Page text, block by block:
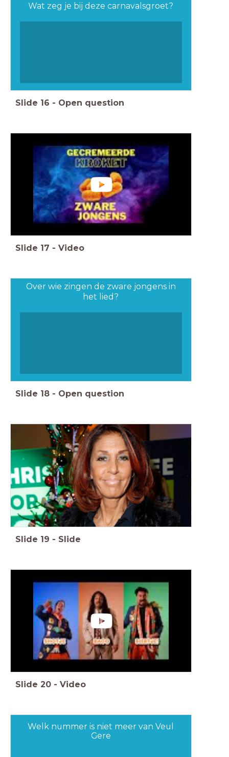
Wat zeg je bij deze carnavalsgroet?
Slide 16 - Open question
Slide 17 - Video
Over wie zingen de zware jongens in
het lied?
Slide 18 - Open question
Slide 19 - Slide
Slide 20 - Video
Welk nummer is niet meer van Veul
Gere